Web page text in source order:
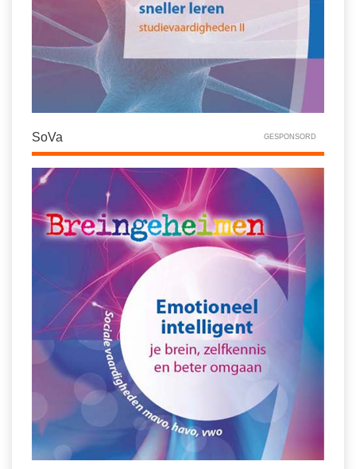
SoVa GESPONSORD